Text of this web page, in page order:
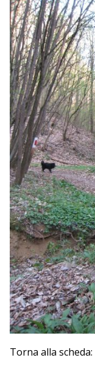
Torna alla scheda: